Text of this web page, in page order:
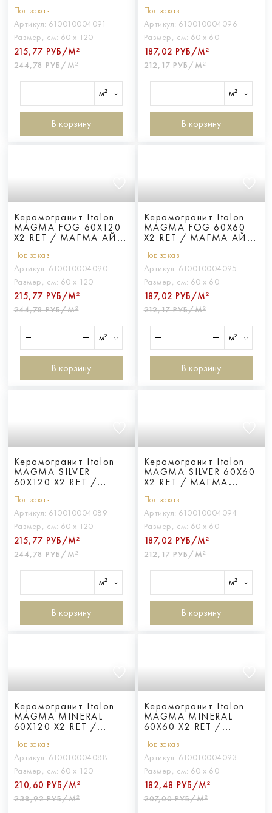
60X120 Х2 ретт.
Под заказ
Артикул: 610010004091
Размер, см: 60 х 120
215,77 РУБ/М²
244,78 РУБ/М²
м²
В корзину
60X60 Х2 ретт.
Под заказ
Артикул: 610010004096
Размер, см: 60 х 60
187,02 РУБ/М²
212,17 РУБ/М²
м²
В корзину
Керамогранит Italon
MAGMA FOG 60X120
X2 RET / МАГМА АЙС
Под заказ
Артикул: 610010004090
Размер, см: 60 х 120
215,77 РУБ/М²
244,78 РУБ/М²
м²
В корзину
Керамогранит Italon
MAGMA FOG 60X60
X2 RET / МАГМА АЙС
Под заказ
Артикул: 610010004095
Размер, см: 60 х 60
187,02 РУБ/М²
212,17 РУБ/М²
м²
В корзину
Керамогранит Italon
MAGMA SILVER
60X120 X2 RET /
60X120 Х2 ретт.
Под заказ
Артикул: 610010004089
Размер, см: 60 х 120
215,77 РУБ/М²
244,78 РУБ/М²
м²
В корзину
Керамогранит Italon
MAGMA SILVER 60X60
X2 RET / МАГМА
ретт.
Под заказ
Артикул: 610010004094
Размер, см: 60 х 60
187,02 РУБ/М²
212,17 РУБ/М²
м²
В корзину
Керамогранит Italon
MAGMA MINERAL
60X120 X2 RET /
60X120 Х2 ретт.
Под заказ
Артикул: 610010004088
Размер, см: 60 х 120
210,60 РУБ/М²
238,92 РУБ/М²
Керамогранит Italon
MAGMA MINERAL
60X60 X2 RET /
60X60 Х2 ретт.
Под заказ
Артикул: 610010004093
Размер, см: 60 х 60
182,48 РУБ/М²
207,00 РУБ/М²